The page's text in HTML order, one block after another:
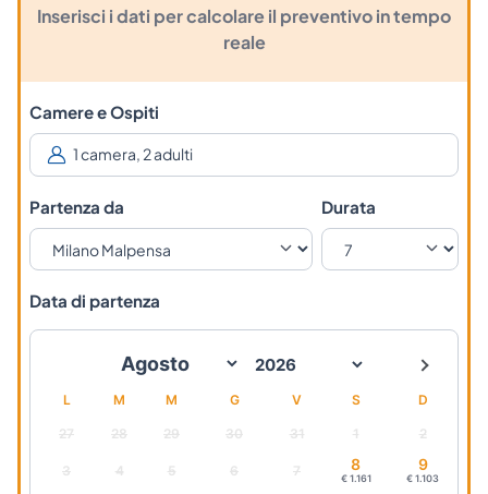
Inserisci i dati per calcolare il preventivo in tempo
reale
Camere e Ospiti
Partenza da Durata
Data di partenza
L M M G V S D
27 28 29 30 31 1 2
3 4 5 6 7 8
€ 1.161
9
€ 1.103